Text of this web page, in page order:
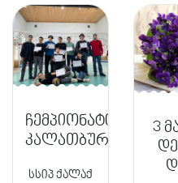
ჩემპიონატი
კალათბურში
სსიპ ქალაქ
3